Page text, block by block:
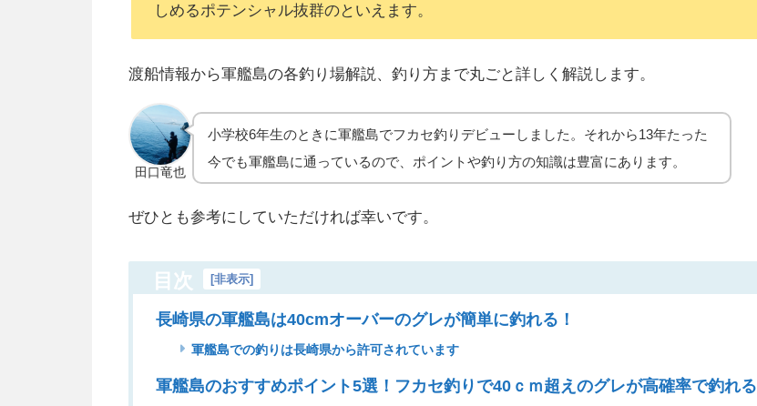
しめるポテンシャル抜群のといえます。
渡船情報から軍艦島の各釣り場解説、釣り方まで丸ごと詳しく解説します。
田口竜也
小学校6年生のときに軍艦島でフカセ釣りデビューしました。それから13年たった
今でも軍艦島に通っているので、ポイントや釣り方の知識は豊富にあります。
ぜひとも参考にしていただければ幸いです。
目次 [非表示]
長崎県の軍艦島は40cmオーバーのグレが簡単に釣れる！
軍艦島での釣りは長崎県から許可されています
軍艦島のおすすめポイント5選！フカセ釣りで40ｃｍ超えのグレが高確率で釣れる